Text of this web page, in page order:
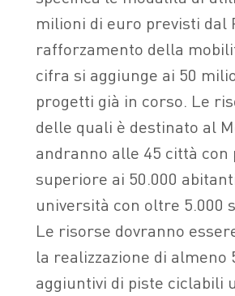
milioni di euro previsti dal
rafforzamento della
cifra si aggiunge ai 50
progetti già in corso. Le
delle quali è destinato al
andranno alle 45 città con
superiore ai 50.000
università con oltre 5.000
Le risorse dovranno
la realizzazione di
aggiuntivi di piste ciclabili